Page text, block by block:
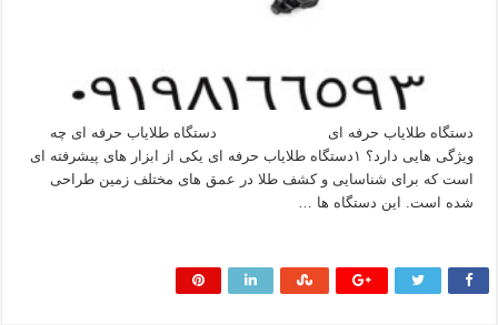
دستگاه طلایاب حرفه ای دستگاه طلایاب حرفه ای چه
ویژگی هایی دارد؟ ۱دستگاه طلایاب حرفه‌ ای یکی از ابزار های پیشرفته‌ ای
است که برای شناسایی و کشف طلا در عمق‌ های مختلف زمین طراحی
شده است. این دستگاه‌ ها …